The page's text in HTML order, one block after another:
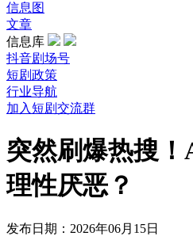
信息图
文章
信息库
抖音剧场号
短剧政策
行业导航
加入短剧交流群
突然刷爆热搜
理性厌恶？
发布日期：2026年06月15日